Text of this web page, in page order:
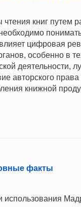
чтения книг путем
влияет цифровая
особенно в
деятельности,
авторского права
книжной
факты
использования